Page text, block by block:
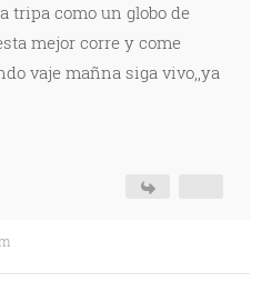
tripa como un globo de
mejor corre y come
vaje mañna siga vivo,,ya